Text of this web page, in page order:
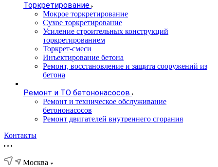
Торкретирование
Мокрое торкретирование
Сухое торкретирование
Усиление строительных конструкций
торкретированием
Торкрет-смеси
Инъектирование бетона
Ремонт, восстановление и защита сооружений из
бетона
Ремонт и ТО бетононасосов
Ремонт и техническое обслуживание
бетононасосов
Ремонт двигателей внутреннего сгорания
Контакты
Москва